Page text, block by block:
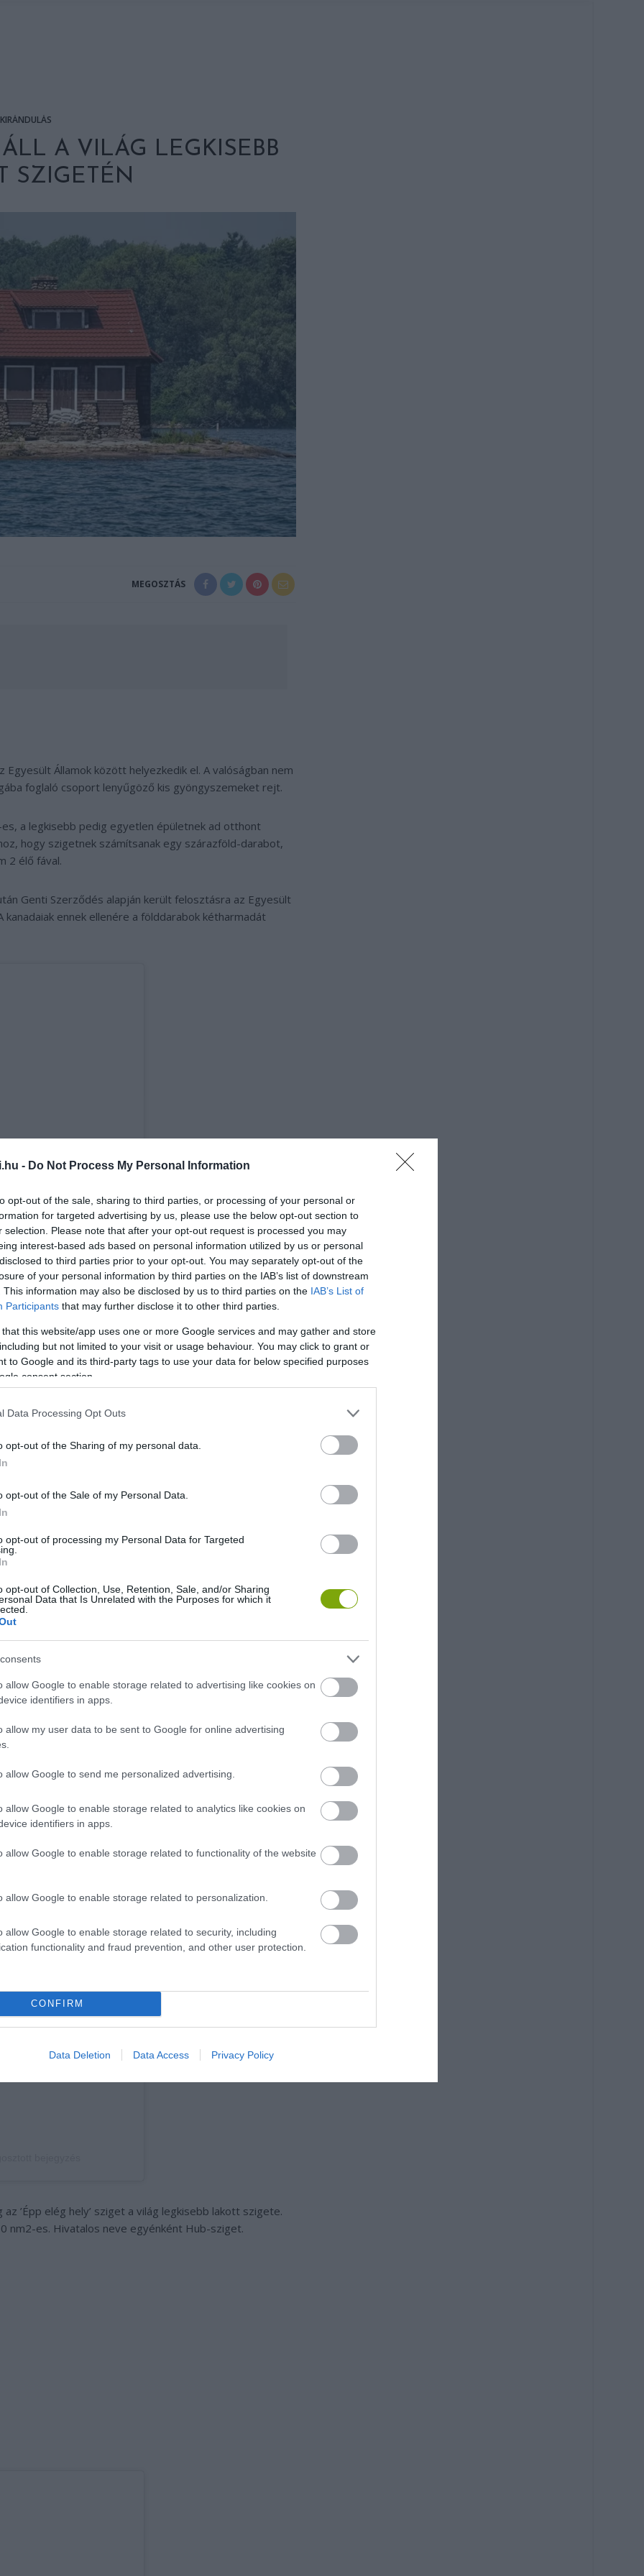
- Do Not Process My Personal Information
opt-out of the sale, sharing to third parties, or processing of your personal or
for targeted advertising by us, please use the below opt-out section to
selection. Please note that after your opt-out request is processed you may
interest-based ads based on personal information utilized by us or personal
to third parties prior to your opt-out. You may separately opt-out of the
of your personal information by third parties on the IAB’s list of downstream
This information may also be disclosed by us to third parties on the IAB’s List of
Participants that may further disclose it to other third parties.
that this website/app uses one or more Google services and may gather and store
but not limited to your visit or usage behaviour. You may click to grant or
to Google and its third-party tags to use your data for below specified purposes
consent section.
Data Processing Opt Outs
opt-out of the Sharing of my personal data.
opt-out of the Sale of my Personal Data.
opt-out of processing my Personal Data for Targeted
opt-out of Collection, Use, Retention, Sale, and/or Sharing
Data that Is Unrelated with the Purposes for which it
allow Google to enable storage related to advertising like cookies on
identifiers in apps.
allow my user data to be sent to Google for online advertising
allow Google to send me personalized advertising.
allow Google to enable storage related to analytics like cookies on
identifiers in apps.
allow Google to enable storage related to functionality of the website
allow Google to enable storage related to personalization.
allow Google to enable storage related to security, including
functionality and fraud prevention, and other user protection.
CONFIRM
Data Deletion Data Access Privacy Policy
KIRÁNDULÁS
A VILÁG LEGKISEBB
SZIGETÉN
MEGOSZTÁS
Államok között helyezkedik el. A valóságban nem
foglaló csoport lenyűgöző kis gyöngyszemeket rejt.
a legkisebb pedig egyetlen épületnek ad otthont
hogy szigetnek számítsanak egy szárazföld-darabot,
2 élő fával.
Genti Szerződés alapján került felosztásra az Egyesült
ennek ellenére a földdarabok kétharmadát
megosztott bejegyzés
és kanadaiaknak egyaránt. Sokan vesznek itt
van és nem fogad látogatókat. A nagyobbakra csak
egymás mellett sorakozó házikókon hol kanadai, hol
ahol 3 golfpálya és számos szabadidős lehetőség
’Épp elég hely’ sziget a világ legkisebb lakott szigete.
nm2-es. Hivatalos neve egyénként Hub-sziget.